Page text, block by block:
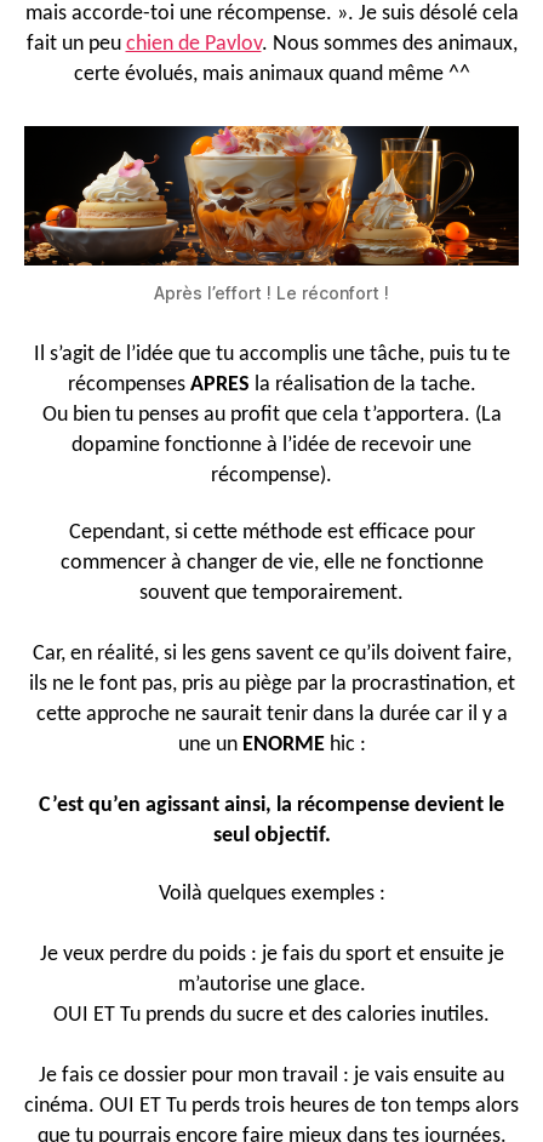
mais accorde-toi une récompense. ». Je suis désolé cela
fait un peu chien de Pavlov. Nous sommes des animaux,
certe évolués, mais animaux quand même ^^
Après l’effort ! Le réconfort !
Il s’agit de l’idée que tu accomplis une tâche, puis tu te
récompenses APRES la réalisation de la tache.
Ou bien tu penses au profit que cela t’apportera. (La
dopamine fonctionne à l’idée de recevoir une
récompense).
Cependant, si cette méthode est efficace pour
commencer à changer de vie, elle ne fonctionne
souvent que temporairement.
Car, en réalité, si les gens savent ce qu’ils doivent faire,
ils ne le font pas, pris au piège par la procrastination, et
cette approche ne saurait tenir dans la durée car il y a
une un ENORMEhic :
C’est qu’en agissant ainsi, la récompense devient le
seul objectif.
Voilà quelques exemples :
Je veux perdre du poids : je fais du sport et ensuite je
m’autorise une glace.
OUI ET Tu prends du sucre et des calories inutiles.
Je fais ce dossier pour mon travail : je vais ensuite au
cinéma. OUI ET Tu perds trois heures de ton temps alors
que tu pourrais encore faire mieux dans tes journées.